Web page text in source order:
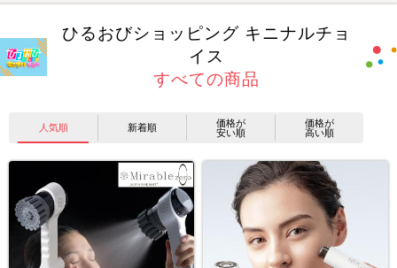
ひるおびショッピング キニナルチョ
イス
すべての商品
人気順 新着順 価格が
安い順
価格が
高い順